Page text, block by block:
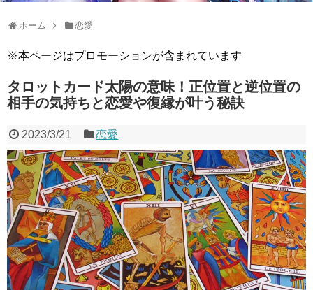
ホーム 恋愛
※本ページはプロモーションが含まれています
タロットカード太陽の意味！正位置と逆位置の
相手の気持ちと恋愛や復縁が叶う秘訣
2023/3/21 恋愛